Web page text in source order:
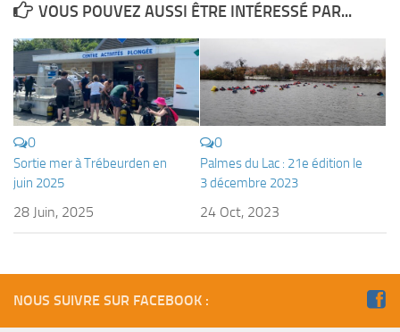
Formations
Jeune plongeur
Plongeur N1
Plongeur N2
Maintien des acquis
VOUS POUVEZ AUSSI ÊTRE INTÉRESSÉ PAR...
0
Sortie mer à Trébeurden en
juin 2025
28 Juin, 2025
0
Palmes du Lac : 21e édition le
3 décembre 2023
24 Oct, 2023
NOUS SUIVRE SUR FACEBOOK :